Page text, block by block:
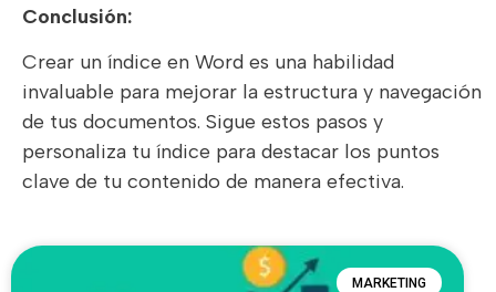
Conclusión:
Crear un índice en Word es una habilidad
invaluable para mejorar la estructura y navegación
de tus documentos. Sigue estos pasos y
personaliza tu índice para destacar los puntos
clave de tu contenido de manera efectiva.
MARKETING